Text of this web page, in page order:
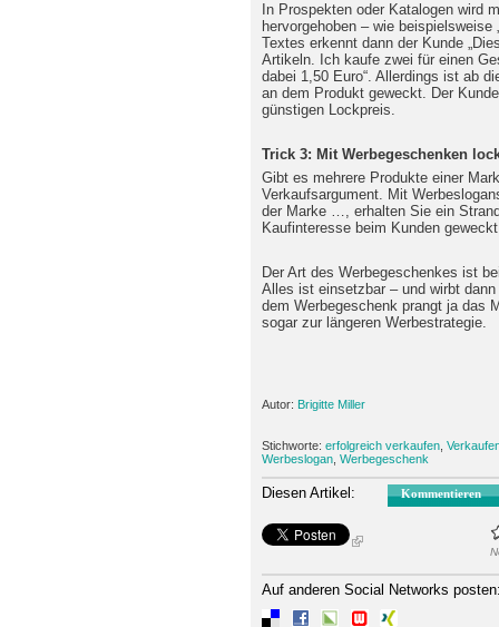
In Prospekten oder Katalogen wird
hervorgehoben – wie
Textes erkennt dann der Kunde
Artikeln. Ich kaufe zwei für einen
dabei 1,50 Euro“. Allerdings ist ab
an dem Produkt geweckt. Der
günstigen Lockpreis.
Trick 3: Mit Werbegeschenken
Gibt es mehrere Produkte einer
Verkaufsargument. Mit
der Marke …, erhalten Sie ein
Kaufinteresse beim Kunden
Der Art des Werbegeschenkes ist
Alles ist einsetzbar – und wirbt
dem Werbegeschenk prangt ja das
sogar zur längeren Werbestrategie.
Autor: Brigitte Miller
Stichworte: erfolgreich verkaufen
Werbeslogan Werbegeschenk
Diesen Artikel: Kommentieren
Auf anderen Social Networks